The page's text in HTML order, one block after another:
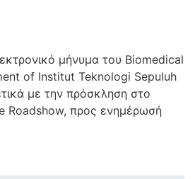
μήνυμα του Biomedical
of Institut Teknologi Sepuluh
με την πρόσκληση στο
Roadshow, προς ενημέρωσή